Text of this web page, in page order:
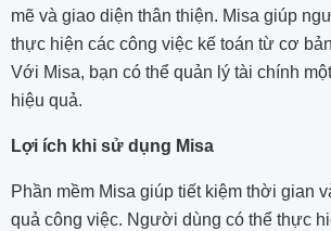
mẽ và giao diện thân thiện. Misa giúp
thực hiện các công việc kế toán từ cơ
Với Misa, bạn có thể quản lý tài chính
hiệu quả.
Lợi ích khi sử dụng Misa
Phần mềm Misa giúp tiết kiệm thời gian
quả công việc. Người dùng có thể thực